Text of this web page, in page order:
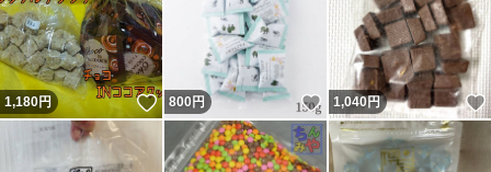
1,180円 いいね！
800 円 いいね！
1,040円